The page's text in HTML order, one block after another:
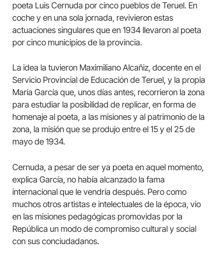
poeta Luis Cernuda por cinco pueblos de Teruel. En
coche y en una sola jornada, revivieron estas
actuaciones singulares que en 1934 llevaron al poeta
por cinco municipios de la provincia.
La idea la tuvieron Maximiliano Alcañiz, docente en el
Servicio Provincial de Educación de Teruel, y la propia
María García que, unos días antes, recorrieron la zona
para estudiar la posibilidad de replicar, en forma de
homenaje al poeta, a las misiones y al patrimonio de la
zona, la misión que se produjo entre el 15 y el 25 de
mayo de 1934.
Cernuda, a pesar de ser ya poeta en aquel momento,
explica García, no había alcanzado la fama
internacional que le vendría después. Pero como
muchos otros artistas e intelectuales de la época, vio
en las misiones pedagógicas promovidas por la
República un modo de compromiso cultural y social
con sus conciudadanos.